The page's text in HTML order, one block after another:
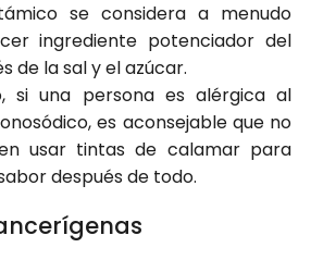
se considera a menudo
ingrediente potenciador del
de la sal y el azúcar.
si una persona es alérgica al
es aconsejable que no
usar tintas de calamar para
después de todo.